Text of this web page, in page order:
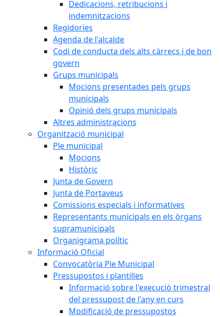
Dedicacions, retribucions i
indemnitzacions
Regidories
Agenda de l'alcalde
Codi de conducta dels alts càrrecs i de bon
govern
Grups municipals
Mocions presentades pels grups
municipals
Opinió dels grups municipals
Altres administracions
Organització municipal
Ple municipal
Mocions
Històric
Junta de Govern
Junta de Portaveus
Comissions especials i informatives
Representants municipals en els òrgans
supramunicipals
Organigrama polític
Informació Oficial
Convocatòria Ple Municipal
Pressupostos i plantilles
Informació sobre l'execució trimestral
del pressupost de l'any en curs
Modificació de pressupostos